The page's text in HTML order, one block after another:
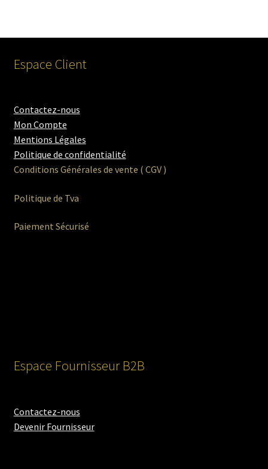
Espace Client
Contactez-nous
Mon Compte
Mentions Légales
Politique de confidentialité
Conditions Générales de vente ( CGV )
Politique de Tva
Paiement Sécurisé
Espace Fournisseur B2B
Contactez-nous
Devenir Fournisseur